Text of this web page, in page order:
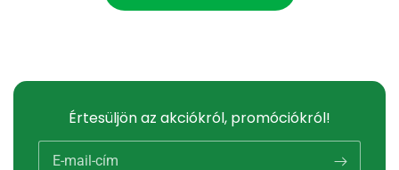
Értesüljön az akciókról, promóciókról!
E-mail-cím